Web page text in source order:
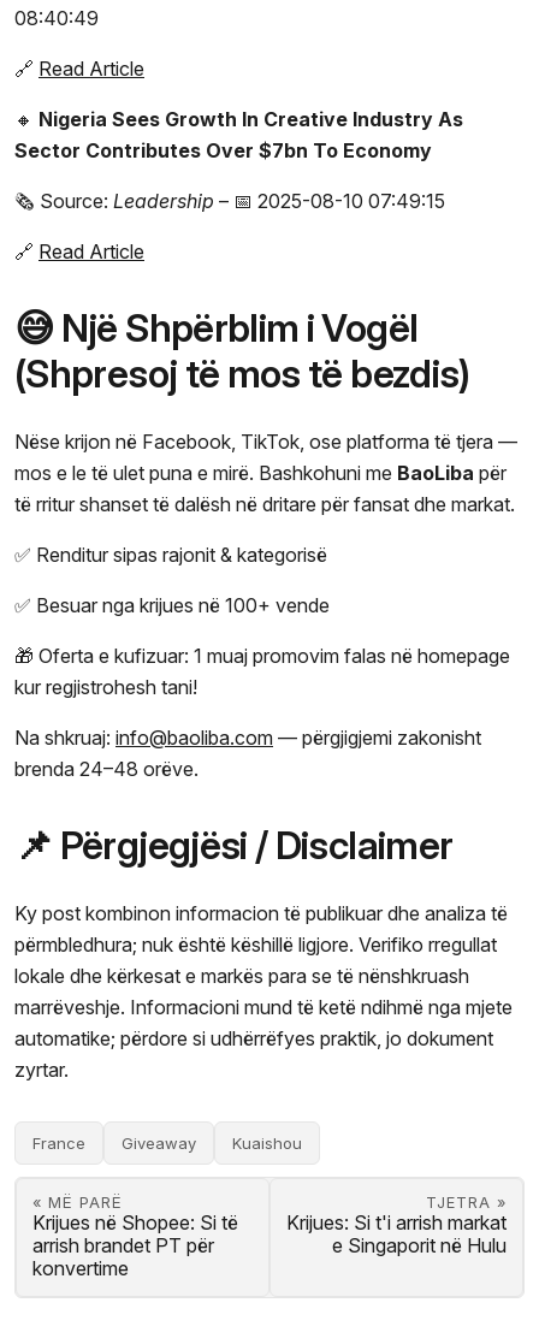
08:40:49
🔗 Read Article
🔸 Nigeria Sees Growth In Creative Industry As
Sector Contributes Over $7bn To Economy
🗞️ Source: Leadership – 📅 2025-08-10 07:49:15
🔗 Read Article
😅 Një Shpërblim i Vogël
(Shpresoj të mos të bezdis)
Nëse krijon në Facebook, TikTok, ose platforma të tjera —
mos e le të ulet puna e mirë. Bashkohuni me BaoLiba për
të rritur shanset të dalësh në dritare për fansat dhe markat.
✅ Renditur sipas rajonit & kategorisë
✅ Besuar nga krijues në 100+ vende
🎁 Oferta e kufizuar: 1 muaj promovim falas në homepage
kur regjistrohesh tani!
Na shkruaj: info@baoliba.com — përgjigjemi zakonisht
brenda 24–48 orëve.
📌 Përgjegjësi / Disclaimer
Ky post kombinon informacion të publikuar dhe analiza të
përmbledhura; nuk është këshillë ligjore. Verifiko rregullat
lokale dhe kërkesat e markës para se të nënshkruash
marrëveshje. Informacioni mund të ketë ndihmë nga mjete
automatike; përdore si udhërrëfyes praktik, jo dokument
zyrtar.
France Giveaway Kuaishou
« MË PARË
Krijues në Shopee: Si të
arrish brandet PT për
konvertime
TJETRA »
Krijues: Si t'i arrish markat
e Singaporit në Hulu